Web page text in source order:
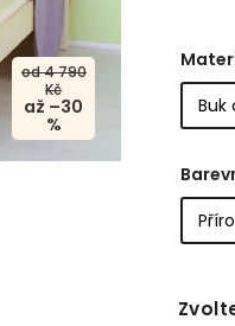
od 4 790
Kč
až –30
%